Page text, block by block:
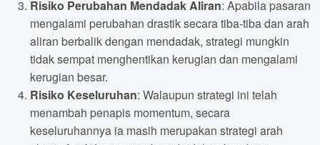
Risiko Perubahan Mendadak Aliran: Apabila pasaran
mengalami perubahan drastik secara tiba-tiba dan arah
aliran berbalik dengan mendadak, strategi mungkin
tidak sempat menghentikan kerugian dan mengalami
kerugian besar.
Risiko Keseluruhan: Walaupun strategi ini telah
menambah penapis momentum, secara
keseluruhannya ia masih merupakan strategi arah